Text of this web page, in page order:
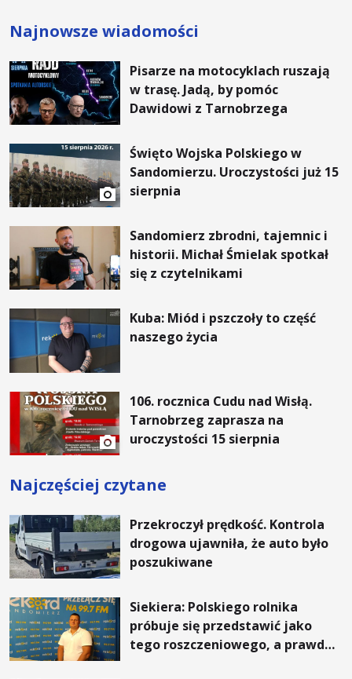
Najnowsze wiadomości
Pisarze na motocyklach ruszają
w trasę. Jadą, by pomóc
Dawidowi z Tarnobrzega
Święto Wojska Polskiego w
Sandomierzu. Uroczystości już 15
sierpnia
Sandomierz zbrodni, tajemnic i
historii. Michał Śmielak spotkał
się z czytelnikami
Kuba: Miód i pszczoły to część
naszego życia
106. rocznica Cudu nad Wisłą.
Tarnobrzeg zaprasza na
uroczystości 15 sierpnia
Najczęściej czytane
Przekroczył prędkość. Kontrola
drogowa ujawniła, że auto było
poszukiwane
Siekiera: Polskiego rolnika
próbuje się przedstawić jako
tego roszczeniowego, a prawda